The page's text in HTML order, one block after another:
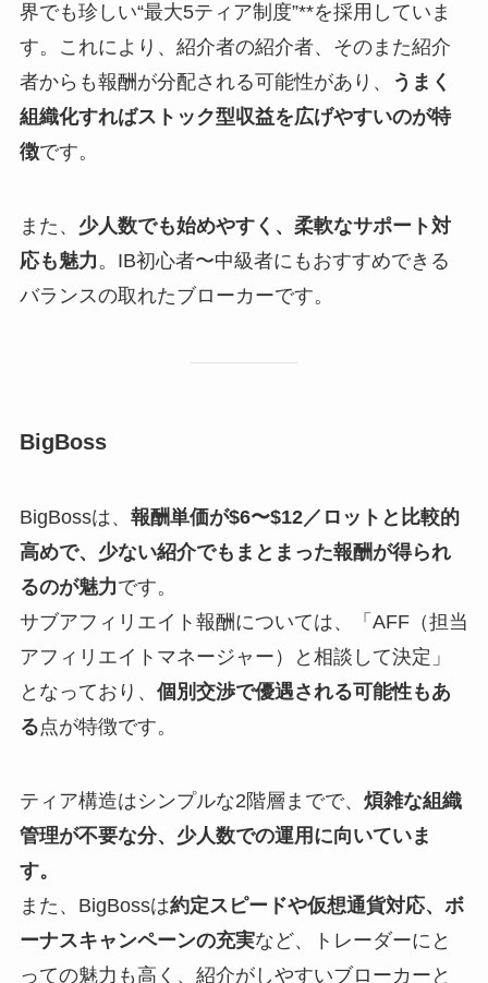
界でも珍しい“最大5ティア制度”**を採用していま
す。これにより、紹介者の紹介者、そのまた紹介
者からも報酬が分配される可能性があり、
うまく
組織化すればストック型収益を広げやすいのが特
徴です。
また、 少人数でも始めやすく、柔軟なサポート対
応も魅力 。IB初心者〜中級者にもおすすめできる
バランスの取れたブローカーです。
BigBoss
BigBossは、 報酬単価が$6〜$12／ロットと比較的
高めで、少ない紹介でもまとまった報酬が得られ
るのが魅力です。
サブアフィリエイト報酬については、「AFF（担当
アフィリエイトマネージャー）と相談して決定」
となっており、 個別交渉で優遇される可能性もあ
る点が特徴です。
ティア構造はシンプルな2階層までで、 煩雑な組織
管理が不要な分、少人数での運用に向いていま
す。
また、BigBossは約定スピードや仮想通貨対応、ボ
ーナスキャンペーンの充実など、トレーダーにと
っての魅力も高く、紹介がしやすいブローカーと